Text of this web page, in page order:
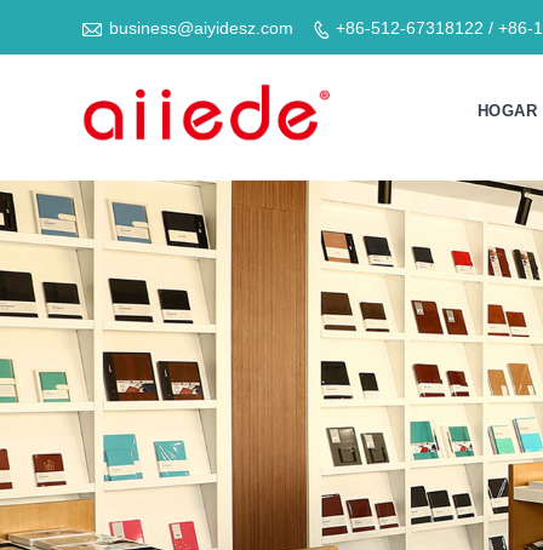
 business@aiyidesz.com  +86-512-67318122 / +86-
HOGAR